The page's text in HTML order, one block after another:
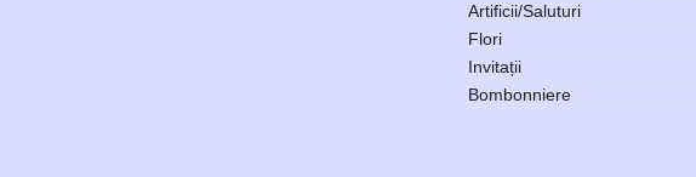
Artificii/Saluturi
Flori
Invitații
Bombonniere